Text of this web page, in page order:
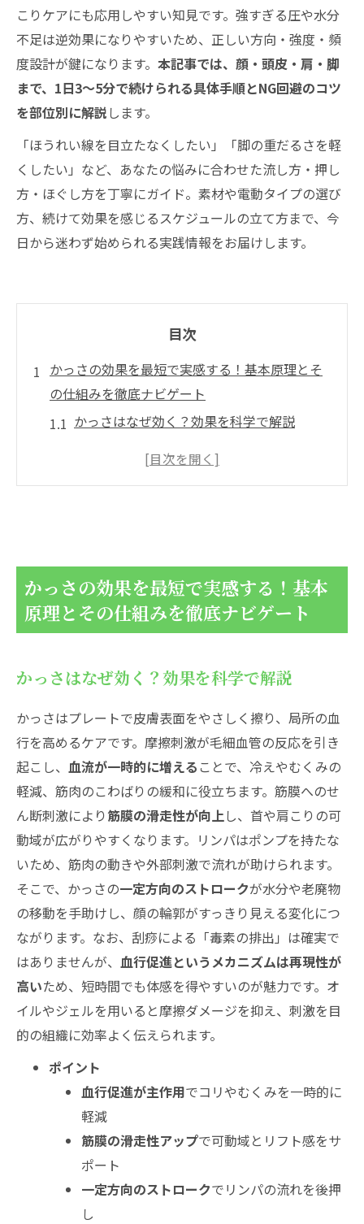
こりケアにも応用しやすい知見です。強すぎる圧や水分
不足は逆効果になりやすいため、正しい方向・強度・頻
度設計が鍵になります。 本記事では、顔・頭皮・肩・脚
まで、1日3～5分で続けられる具体手順とNG回避のコツ
を部位別に解説します。
「ほうれい線を目立たなくしたい」「脚の重だるさを軽
くしたい」など、あなたの悩みに合わせた流し方・押し
方・ほぐし方を丁寧にガイド。素材や電動タイプの選び
方、続けて効果を感じるスケジュールの立て方まで、今
日から迷わず始められる実践情報をお届けします。
目次
かっさの効果を最短で実感する！基本原理とそ
の仕組みを徹底ナビゲート
かっさはなぜ効く？効果を科学で解説
かっさの効果を無駄にしない！やりがちな
三つの落とし穴
し方とは？
かっさ効果をしっかり持続！1日5分で叶う
顔ルーチン術
位別の安全ケア術
頭皮かっさで血行促進！コリほぐしの新習
慣
肩こりスッキリの秘密！かっさで肩・首を
プロ流し＆押し術
足や脚痩せへ効かせるかっさ効果！むくみ知ら
ずのルートを徹底伝授
夜の足むくみバイバイ！3STEPかっさルー
ティン
運動前後の脚ケアへ活かす！かっさの使い
分け
かっさの効果を激減させるNGサインとやらない
ほうがいい注意点
危険サインを見逃さない！かっさ中止のタ
イミング
肌トラブルを回避！かっさの前後ケア徹底
ガイド
効果を守る頻度と強度のバランス基準
かっさの種類や選び方でグンと変わる！効果発
揮の理由と選定術
天然石かっさの素材別！肌当たりと使い心
かっさの効果を最短で実感する！基本
原理とその仕組みを徹底ナビゲート
かっさはなぜ効く？効果を科学で解説
かっさはプレートで皮膚表面をやさしく擦り、局所の血
行を高めるケアです。摩擦刺激が毛細血管の反応を引き
起こし、 血流が一時的に増える ことで、冷えやむくみの
軽減、筋肉のこわばりの緩和に役立ちます。筋膜へのせ
ん断刺激により筋膜の滑走性が向上し、首や肩こりの可
動域が広がりやすくなります。リンパはポンプを持たな
いため、筋肉の動きや外部刺激で流れが助けられます。
そこで、かっさの一定方向のストロークが水分や老廃物
の移動を手助けし、顔の輪郭がすっきり見える変化につ
ながります。なお、刮痧による「毒素の排出」は確実で
はありませんが、 血行促進というメカニズムは再現性が
高いため、短時間でも体感を得やすいのが魅力です。オ
イルやジェルを用いると摩擦ダメージを抑え、刺激を目
的の組織に効率よく伝えられます。
ポイント
血行促進が主作用でコリやむくみを一時的に
軽減
筋膜の滑走性アップで可動域とリフト感をサ
ポート
一定方向のストロークでリンパの流れを後押
し